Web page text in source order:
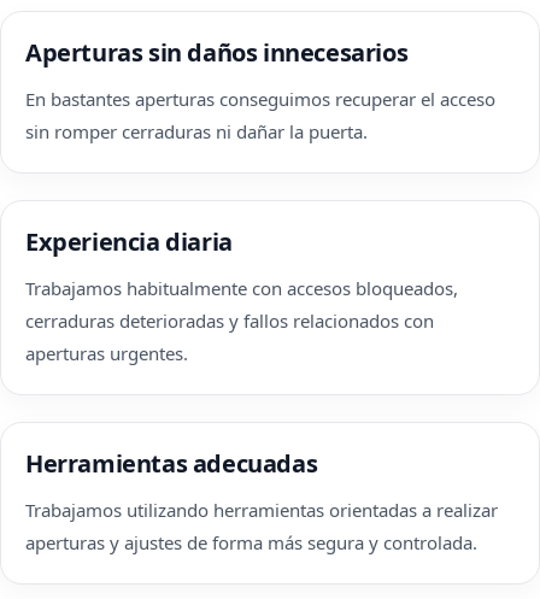
Aperturas sin daños innecesarios
En bastantes aperturas conseguimos recuperar el acceso
sin romper cerraduras ni dañar la puerta.
Experiencia diaria
Trabajamos habitualmente con accesos bloqueados,
cerraduras deterioradas y fallos relacionados con
aperturas urgentes.
Herramientas adecuadas
Trabajamos utilizando herramientas orientadas a realizar
aperturas y ajustes de forma más segura y controlada.